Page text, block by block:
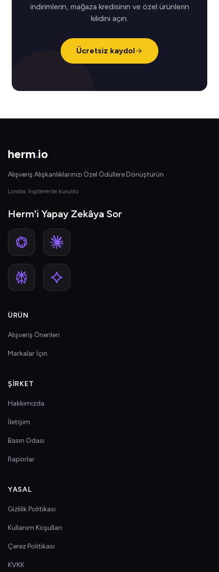
indirimlerin, mağaza kredisinin ve özel ürünlerin
kilidini açın.
Ücretsiz kaydol
herm.io
Alışveriş Alışkanlıklarınızı Özel Ödüllere Dönüştürün
Londra, İngiltere'de kuruldu
Herm'i Yapay Zekâya Sor
ÜRÜN
Alışveriş Önerileri
Markalar İçin
ŞIRKET
Hakkımızda
İletişim
Basın Odası
Raporlar
YASAL
Gizlilik Politikası
Kullanım Koşulları
Çerez Politikası
KVKK